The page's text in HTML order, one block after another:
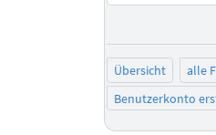
Übersicht alle
Benutzerkonto